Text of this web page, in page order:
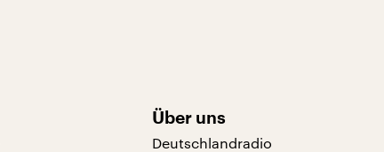
Über uns
Deutschlandradio